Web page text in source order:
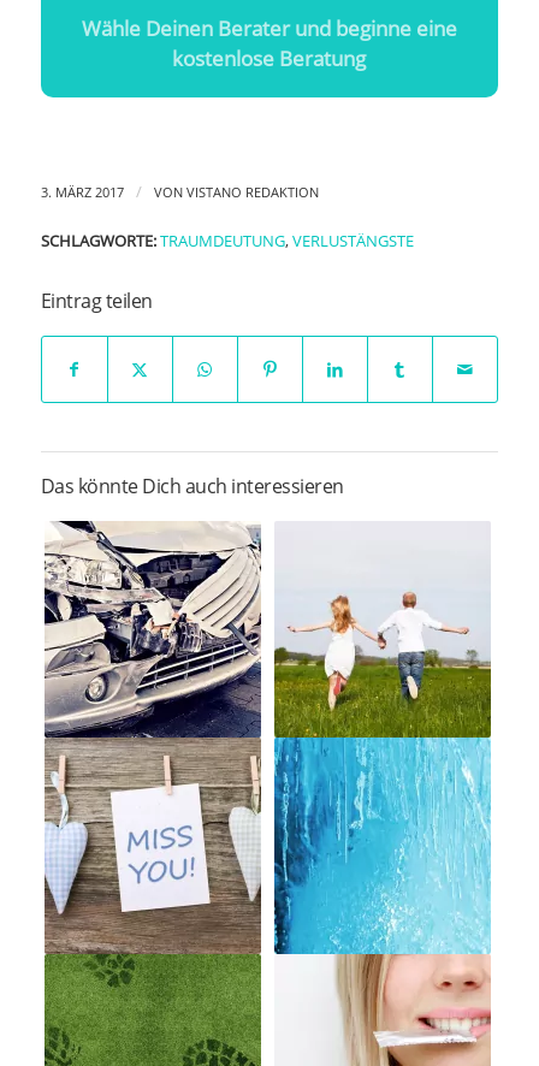
Wähle Deinen Berater und beginne eine
kostenlose Beratung
3. MÄRZ 2017 / VON VISTANO REDAKTION
SCHLAGWORTE: TRAUMDEUTUNG,VERLUSTÄNGSTE
Eintrag teilen
Das könnte Dich auch interessieren